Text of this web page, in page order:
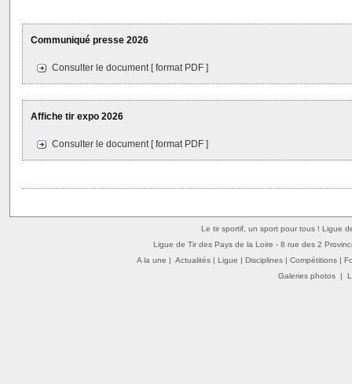
Communiqué presse 2026
Consulter le document [ format PDF ]
Affiche tir expo 2026
Consulter le document [ format PDF ]
Le tir sportif, un sport pour tous ! Ligue
Ligue de Tir des Pays de la Loire - 8 rue des 2
A la une | Actualités | Ligue | Disciplines | Compétitions |
Galeries photos|